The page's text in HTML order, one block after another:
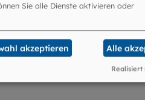
Redaktion für
Sie alle Dienste aktivieren oder
akzeptieren Alle
Realisiert